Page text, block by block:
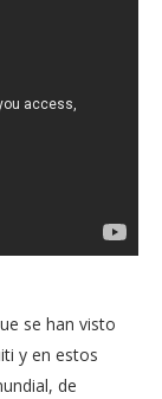
se han visto
y en estos
de